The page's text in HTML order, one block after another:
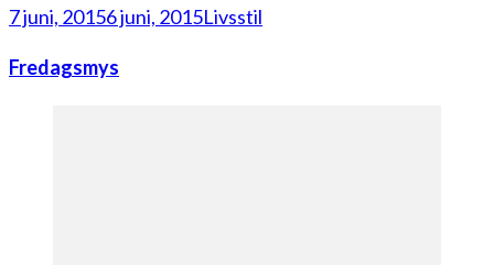
7 juni, 20156 juni, 2015Livsstil
Fredagsmys